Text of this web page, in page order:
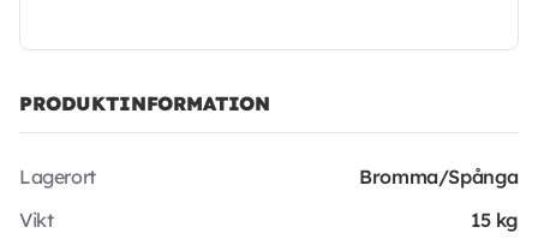
PRODUKTINFORMATION
Lagerort
Bromma/Spånga
Vikt
15 kg